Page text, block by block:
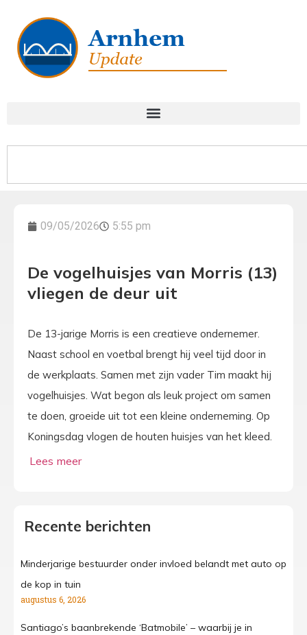
09/05/2026 5:55 pm
De vogelhuisjes van Morris (13)
vliegen de deur uit
De 13-jarige Morris is een creatieve ondernemer.
Naast school en voetbal brengt hij veel tijd door in
de werkplaats. Samen met zijn vader Tim maakt hij
vogelhuisjes. Wat begon als leuk project om samen
te doen, groeide uit tot een kleine onderneming. Op
Koningsdag vlogen de houten huisjes van het kleed.
Recente berichten
Minderjarige bestuurder onder invloed belandt met auto op
de kop in tuin
augustus 6, 2026
Santiago’s baanbrekende ‘Batmobile’ – waarbij je in